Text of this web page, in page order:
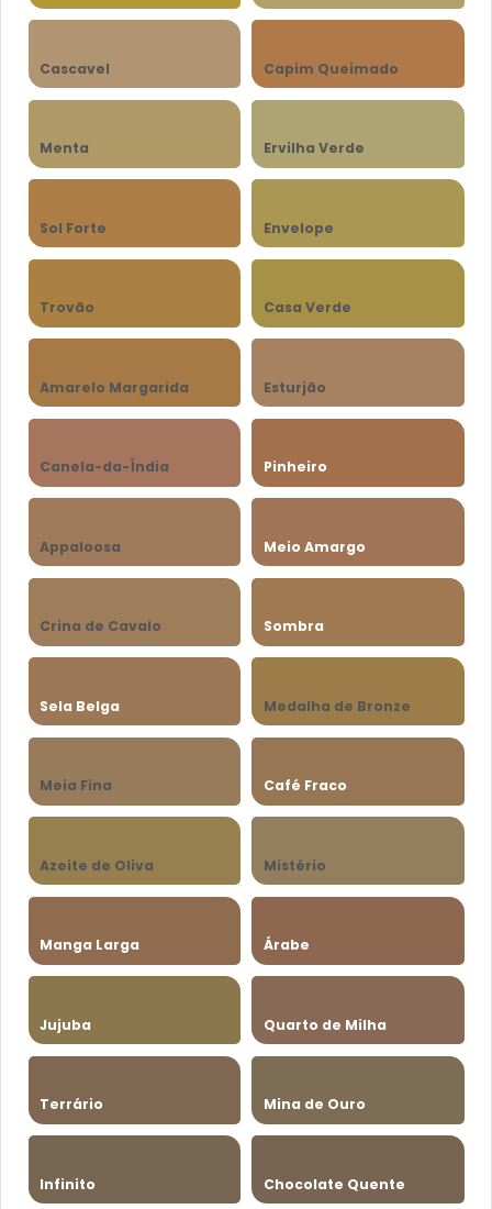
Cascavel Capim Queimado
Menta Ervilha Verde
Sol Forte Envelope
Trovão Casa Verde
Amarelo Margarida Esturjão
Canela-da-Índia Pinheiro
Appaloosa Meio Amargo
Crina de Cavalo Sombra
Sela Belga Medalha de Bronze
Meia Fina Café Fraco
Azeite de Oliva Mistério
Manga Larga Árabe
Jujuba Quarto de Milha
Terrário Mina de Ouro
Infinito Chocolate Quente